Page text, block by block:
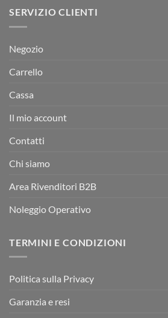
SERVIZIO CLIENTI
Negozio
Carrello
Cassa
Il mio account
Contatti
Chi siamo
Area Rivenditori B2B
Noleggio Operativo
TERMINI E CONDIZIONI
Politica sulla Privacy
Garanzia e resi